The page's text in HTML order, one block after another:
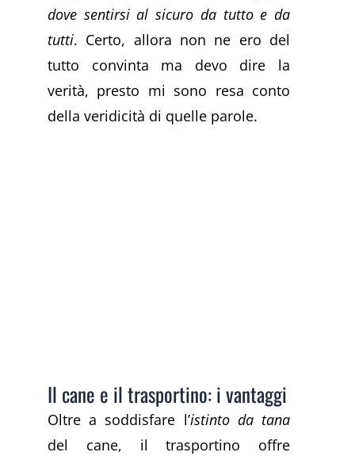
dove sentirsi al sicuro da tutto e da
tutti. Certo, allora non ne ero del
tutto convinta ma devo dire la
verità, presto mi sono resa conto
della veridicità di quelle parole.
Il cane e il trasportino: i vantaggi
Oltre a soddisfare l’istinto da tana
del cane, il trasportino offre